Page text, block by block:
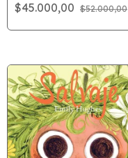
$45.000,00 $52.000,00